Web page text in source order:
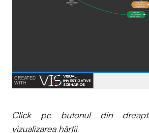
Click pe butonul din
vizualizarea hărții